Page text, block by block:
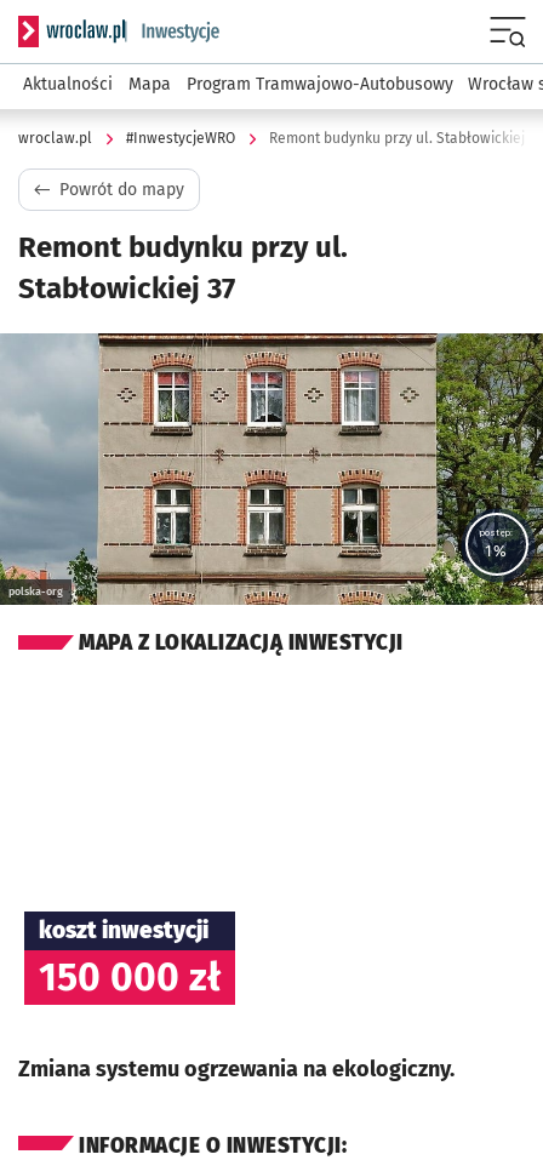
Serwis informacyjny wroclaw.pl podserwis:
Aktualności Mapa Program Tramwajowo-Autobusowy Wrocław
wroclaw.pl #InwestycjeWRO Remont budynku przy ul. Stabłowickiej 37
Powrót do mapy
Remont budynku przy ul.
Stabłowickiej 37
Kliknij, aby powiększyć
polska-org
postęp:
1%
MAPA Z LOKALIZACJĄ INWESTYCJI
koszt inwestycji
150 000 zł
Zmiana systemu ogrzewania na ekologiczny.
INFORMACJE O INWESTYCJI: